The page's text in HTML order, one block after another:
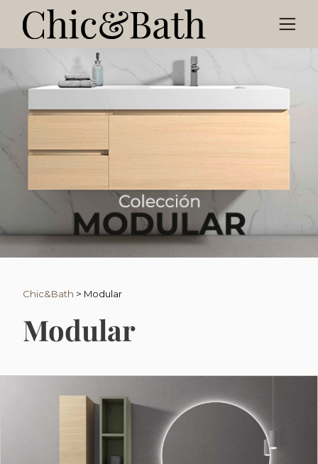
Chic&Bath > Modular
Modular